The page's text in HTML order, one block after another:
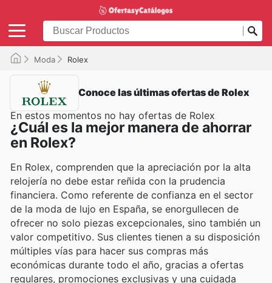
Moda Rolex
Conoce las últimas ofertas de Rolex
En estos momentos no hay ofertas de Rolex
¿Cuál es la mejor manera de ahorrar
en Rolex?
En Rolex, comprenden que la apreciación por la alta
relojería no debe estar reñida con la prudencia
financiera. Como referente de confianza en el sector
de la moda de lujo en España, se enorgullecen de
ofrecer no solo piezas excepcionales, sino también un
valor competitivo. Sus clientes tienen a su disposición
múltiples vías para hacer sus compras más
económicas durante todo el año, gracias a ofertas
regulares, promociones exclusivas y una cuidada